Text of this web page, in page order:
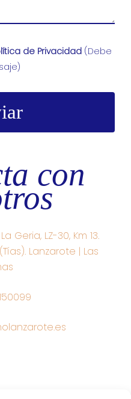
de Privacidad(Debe
con
Geria, LZ-30, Km 13.
Lanzarote | Las